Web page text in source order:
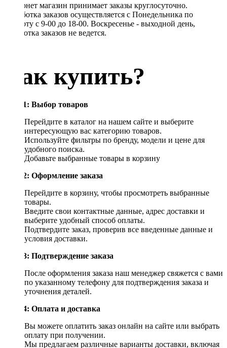
Интернет магазин принимает заказы круглосуточно.
Обработка заказов осуществляется с Понедельника по
Субботу с 9-00 до 18-00. Воскресенье - выходной день,
обработка заказов не ведется.
Как купить?
Шаг 1: Выбор товаров
Перейдите в каталог на нашем сайте и выберите
интересующую вас категорию товаров.
Используйте фильтры по бренду, модели и цене для
удобного поиска.
Добавьте выбранные товары в корзину
Шаг 2: Оформление заказа
Перейдите в корзину, чтобы просмотреть выбранные
товары.
Введите свои контактные данные, адрес доставки и
выберите удобный способ оплаты.
Подтвердите заказ, проверив все введенные данные и
условия доставки.
Шаг 3: Подтверждение заказа
После оформления заказа наш менеджер свяжется с вами
по указанному телефону для подтверждения заказа и
уточнения деталей.
Шаг 4: Оплата и доставка
Вы можете оплатить заказ онлайн на сайте или выбрать
оплату при получении.
Мы предлагаем различные варианты доставки, включая